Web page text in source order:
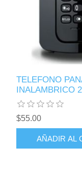
TELEFONO
INALAMBRICO
$55.00
AÑADIR AL